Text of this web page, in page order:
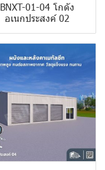
BNXT-01-04 โกดัง
อเนกประสงค์ 02